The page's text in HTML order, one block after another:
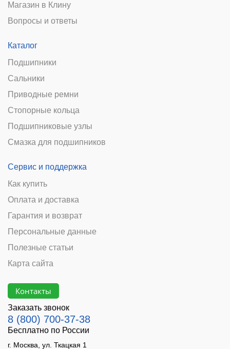
Вопросы и ответы
Сальники
Приводные ремни
Стопорные кольца
Подшипниковые узлы
Смазка для подшипников
Как купить
Оплата и доставка
Гарантия и возврат
Персональные данные
Полезные статьи
Карта сайта
Заказать звонок
8 (800) 700-37-38
Бесплатно по России
г. Москва, ул. Ткацкая 1